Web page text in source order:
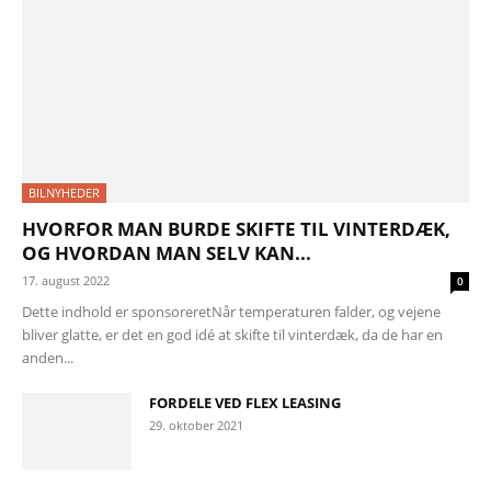
BILNYHEDER
HVORFOR MAN BURDE SKIFTE TIL VINTERDÆK,
OG HVORDAN MAN SELV KAN...
17. august 2022 0
Dette indhold er sponsoreretNår temperaturen falder, og vejene
bliver glatte, er det en god idé at skifte til vinterdæk, da de har en
anden...
FORDELE VED FLEX LEASING
29. oktober 2021